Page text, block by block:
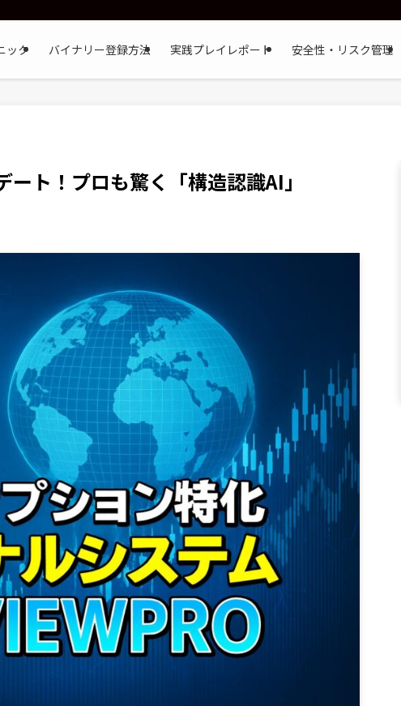
ック バイナリー登録方法 実践プレイレポート 安全性・リスク管理
ト！プロも驚く「構造認識AI」